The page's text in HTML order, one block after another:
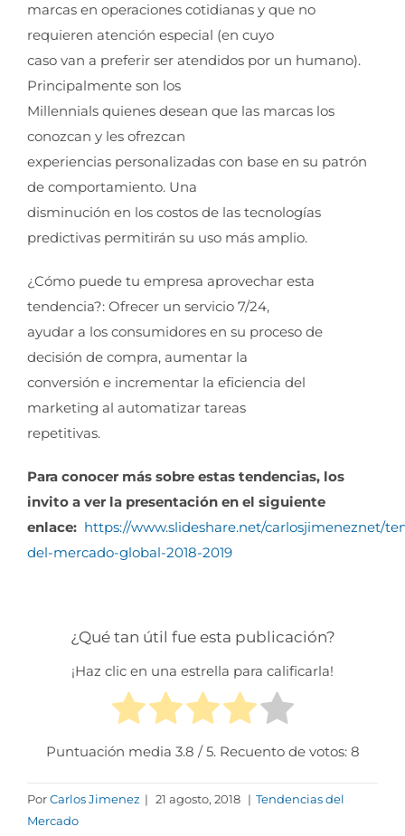
marcas en operaciones cotidianas y que no
requieren atención especial (en cuyo
caso van a preferir ser atendidos por un humano).
Principalmente son los
Millennials quienes desean que las marcas los
conozcan y les ofrezcan
experiencias personalizadas con base en su patrón
de comportamiento. Una
disminución en los costos de las tecnologías
predictivas permitirán su uso más amplio.
¿Cómo puede tu empresa aprovechar esta
tendencia?: Ofrecer un servicio 7/24,
ayudar a los consumidores en su proceso de
decisión de compra, aumentar la
conversión e incrementar la eficiencia del
marketing al automatizar tareas
repetitivas.
Para conocer más sobre estas tendencias, los
invito a ver la presentación en el siguiente
enlace: https://www.slideshare.net/carlosjimeneznet/
del-mercado-global-2018-2019
¿Qué tan útil fue esta publicación?
¡Haz clic en una estrella para calificarla!
Puntuación media 3.8 / 5. Recuento de votos: 8
PorCarlos Jimenez | 21 agosto, 2018 | Tendencias del
Mercado